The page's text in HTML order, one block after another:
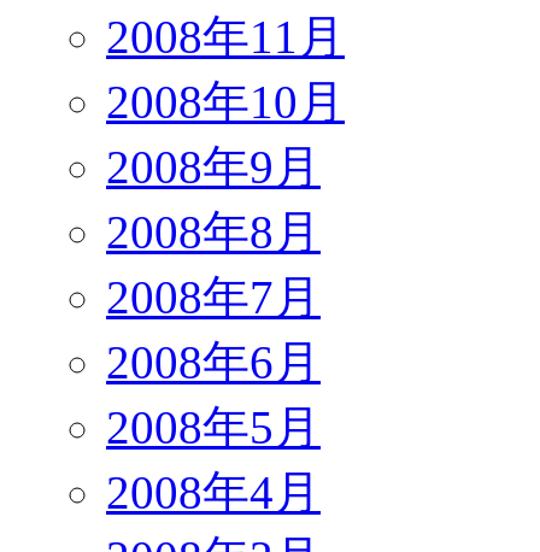
2008年11月
2008年10月
2008年9月
2008年8月
2008年7月
2008年6月
2008年5月
2008年4月